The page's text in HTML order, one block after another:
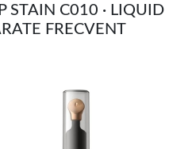
STAIN C010 · LIQUID
FRECVENT